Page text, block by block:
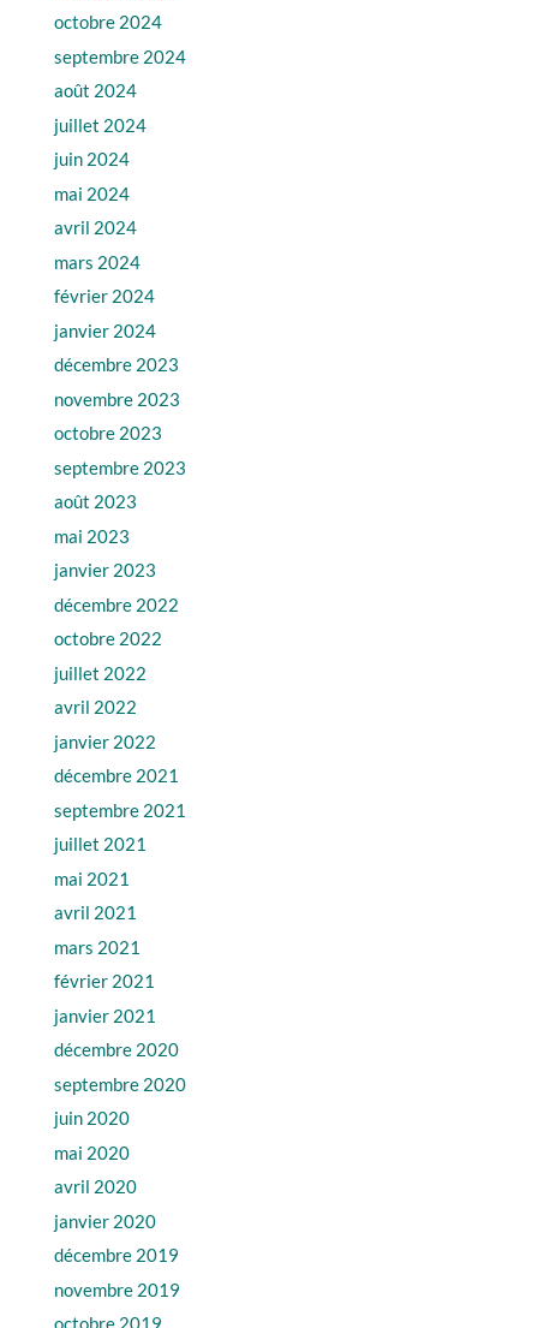
octobre 2024
septembre 2024
août 2024
juillet 2024
juin 2024
mai 2024
avril 2024
mars 2024
février 2024
janvier 2024
décembre 2023
novembre 2023
octobre 2023
septembre 2023
août 2023
mai 2023
janvier 2023
décembre 2022
octobre 2022
juillet 2022
avril 2022
janvier 2022
décembre 2021
septembre 2021
juillet 2021
mai 2021
avril 2021
mars 2021
février 2021
janvier 2021
décembre 2020
septembre 2020
juin 2020
mai 2020
avril 2020
janvier 2020
décembre 2019
novembre 2019
octobre 2019